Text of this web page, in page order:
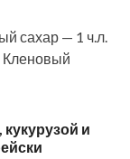
сахар — 1 ч.л.
Кленовый
и